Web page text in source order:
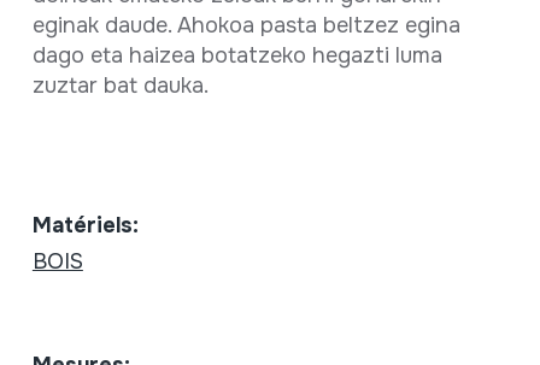
eginak daude. Ahokoa pasta beltzez egina
dago eta haizea botatzeko hegazti luma
zuztar bat dauka.
Matériels:
BOIS